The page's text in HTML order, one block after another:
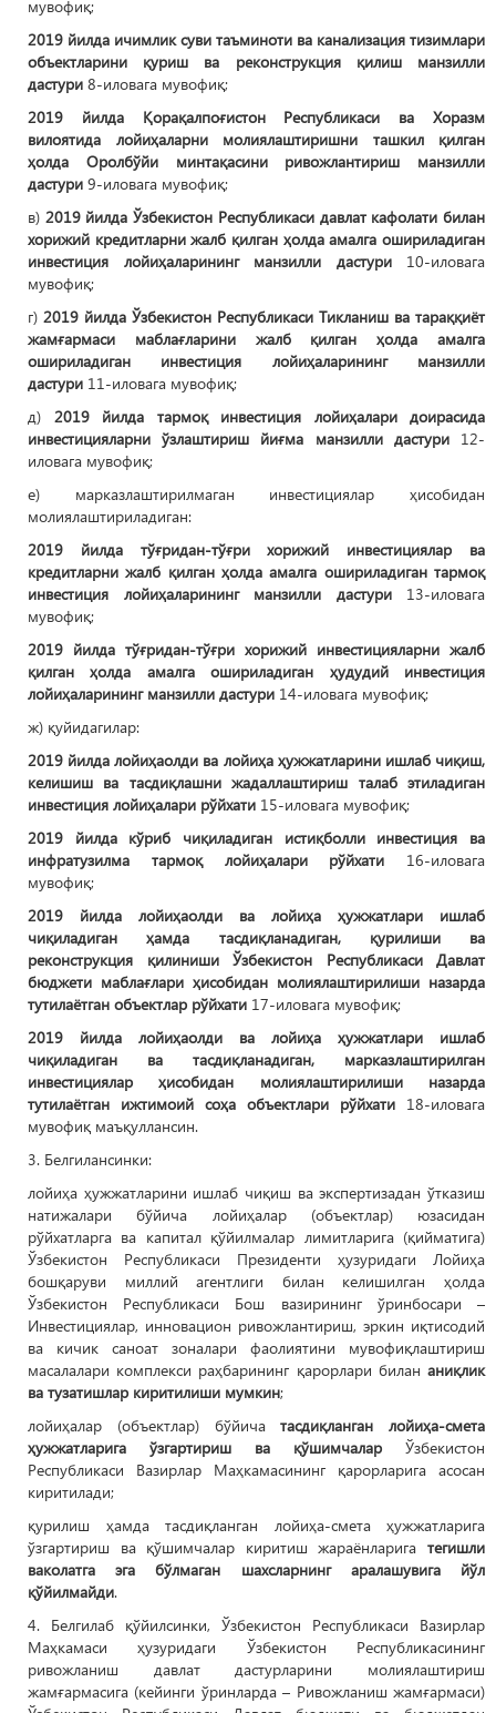
мувофиқ;
2019 йилда ичимлик суви таъминоти ва канализация тизимлари
объектларини қуриш ва реконструкция қилиш манзилли
дастури 8-иловага мувофиқ;
2019 йилда Қорақалпоғистон Республикаси ва Хоразм
вилоятида лойиҳаларни молиялаштиришни ташкил қилган
ҳолда Оролбўйи минтақасини ривожлантириш манзилли
дастури 9-иловага мувофиқ;
в) 2019 йилда Ўзбекистон Республикаси давлат кафолати билан
хорижий кредитларни жалб қилган ҳолда амалга ошириладиган
инвестиция лойиҳаларининг манзилли дастури 10-иловага
мувофиқ;
г) 2019 йилда Ўзбекистон Республикаси Тикланиш ва тараққиёт
жамғармаси маблағларини жалб қилган ҳолда амалга
ошириладиган инвестиция лойиҳаларининг манзилли
дастури 11-иловага мувофиқ;
д) 2019 йилда тармоқ инвестиция лойиҳалари доирасида
инвестицияларни ўзлаштириш йиғма манзилли дастури 12-
иловага мувофиқ;
е) марказлаштирилмаган инвестициялар ҳисобидан
молиялаштириладиган:
2019 йилда тўғридан-тўғри хорижий инвестициялар ва
кредитларни жалб қилган ҳолда амалга ошириладиган тармоқ
инвестиция лойиҳаларининг манзилли дастури 13-иловага
мувофиқ;
2019 йилда тўғридан-тўғри хорижий инвестицияларни жалб
қилган ҳолда амалга ошириладиган ҳудудий инвестиция
лойиҳаларининг манзилли дастури 14-иловага мувофиқ;
ж) қуйидагилар:
2019 йилда лойиҳаолди ва лойиҳа ҳужжатларини ишлаб чиқиш,
келишиш ва тасдиқлашни жадаллаштириш талаб этиладиган
инвестиция лойиҳалари рўйхати 15-иловага мувофиқ;
2019 йилда кўриб чиқиладиган истиқболли инвестиция ва
инфратузилма тармоқ лойиҳалари рўйхати 16-иловага
мувофиқ;
2019 йилда лойиҳаолди ва лойиҳа ҳужжатлари ишлаб
чиқиладиган ҳамда тасдиқланадиган, қурилиши ва
реконструкция қилиниши Ўзбекистон Республикаси Давлат
бюджети маблағлари ҳисобидан молиялаштирилиши назарда
тутилаётган объектлар рўйхати 17-иловага мувофиқ;
2019 йилда лойиҳаолди ва лойиҳа ҳужжатлари ишлаб
чиқиладиган ва тасдиқланадиган, марказлаштирилган
инвестициялар ҳисобидан молиялаштирилиши назарда
тутилаётган ижтимоий соҳа объектлари рўйхати 18-иловага
мувофиқ маъқуллансин.
3. Белгилансинки:
лойиҳа ҳужжатларини ишлаб чиқиш ва экспертизадан ўтказиш
натижалари бўйича лойиҳалар (объектлар) юзасидан
рўйхатларга ва капитал қўйилмалар лимитларига (қийматига)
Ўзбекистон Республикаси Президенти ҳузуридаги Лойиҳа
бошқаруви миллий агентлиги билан келишилган ҳолда
Ўзбекистон Республикаси Бош вазирининг ўринбосари –
Инвестициялар, инновацион ривожлантириш, эркин иқтисодий
ва кичик саноат зоналари фаолиятини мувофиқлаштириш
масалалари комплекси раҳбарининг қарорлари билан аниқлик
ва тузатишлар киритилиши мумкин;
лойиҳалар (объектлар) бўйичатасдиқланган лойиҳа-смета
ҳужжатларига ўзгартириш ва қўшимчалар Ўзбекистон
Республикаси Вазирлар Маҳкамасининг қарорларига асосан
киритилади;
қурилиш ҳамда тасдиқланган лойиҳа-смета ҳужжатларига
ўзгартириш ва қўшимчалар киритиш жараёнларига тегишли
ваколатга эга бўлмаган шахсларнинг аралашувига йўл
қўйилмайди.
4. Белгилаб қўйилсинки, Ўзбекистон Республикаси Вазирлар
Маҳкамаси ҳузуридаги Ўзбекистон Республикасининг
ривожланиш давлат дастурларини молиялаштириш
жамғармасига (кейинги ўринларда – Ривожланиш жамғармаси)